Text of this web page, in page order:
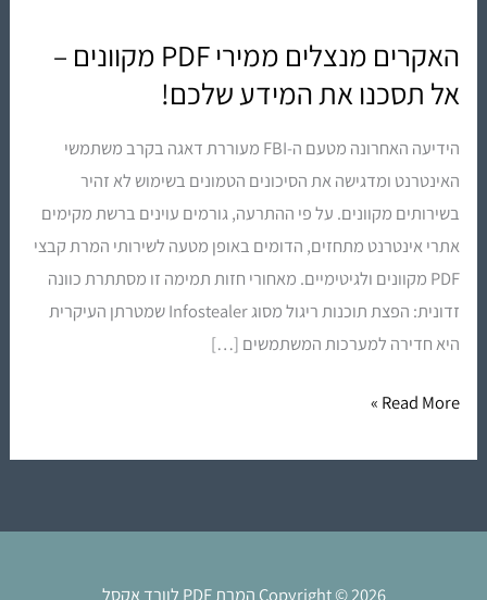
האקרים מנצלים ממירי PDF מקוונים –
אל תסכנו את המידע שלכם!
הידיעה האחרונה מטעם ה-FBI מעוררת דאגה בקרב משתמשי
האינטרנט ומדגישה את הסיכונים הטמונים בשימוש לא זהיר
בשירותים מקוונים. על פי ההתרעה, גורמים עוינים ברשת מקימים
אתרי אינטרנט מתחזים, הדומים באופן מטעה לשירותי המרת קבצי
PDF מקוונים ולגיטימיים. מאחורי חזות תמימה זו מסתתרת כוונה
זדונית: הפצת תוכנות ריגול מסוג Infostealer שמטרתן העיקרית
היא חדירה למערכות המשתמשים […]
האקרים
מנצלים
PDF
מקוונים
–
אל
תסכנו
את
המידע
Read More »
Copyright © 2026 המרת PDF לוורד אקסל